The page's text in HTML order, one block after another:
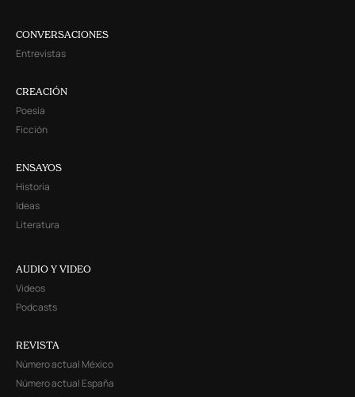
CONVERSACIONES
Entrevistas
CREACIÓN
Poesía
Ficción
ENSAYOS
Historia
Ideas
Literatura
AUDIO Y VIDEO
Videos
Podcasts
REVISTA
Número actual México
Número actual España